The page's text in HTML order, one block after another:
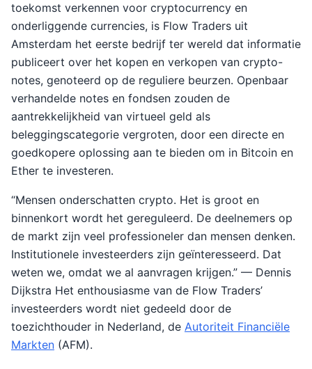
toekomst verkennen voor cryptocurrency en
onderliggende currencies, is Flow Traders uit
Amsterdam het eerste bedrijf ter wereld dat informatie
publiceert over het kopen en verkopen van crypto-
notes, genoteerd op de reguliere beurzen. Openbaar
verhandelde notes en fondsen zouden de
aantrekkelijkheid van virtueel geld als
beleggingscategorie vergroten, door een directe en
goedkopere oplossing aan te bieden om in Bitcoin en
Ether te investeren.
“Mensen onderschatten crypto. Het is groot en
binnenkort wordt het gereguleerd. De deelnemers op
de markt zijn veel professioneler dan mensen denken.
Institutionele investeerders zijn geïnteresseerd. Dat
weten we, omdat we al aanvragen krijgen.” — Dennis
Dijkstra Het enthousiasme van de Flow Traders’
investeerders wordt niet gedeeld door de
toezichthouder in Nederland, de Autoriteit Financiële
Markten (AFM).